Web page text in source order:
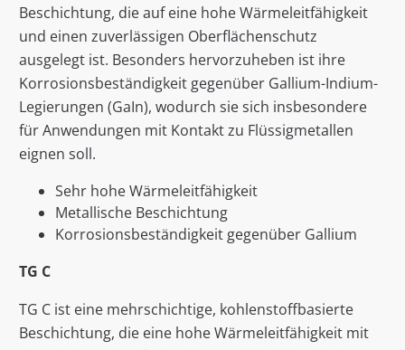
Beschichtung, die auf eine hohe Wärmeleitfähigkeit
und einen zuverlässigen Oberflächenschutz
ausgelegt ist. Besonders hervorzuheben ist ihre
Korrosionsbeständigkeit gegenüber Gallium-Indium-
Legierungen (GaIn), wodurch sie sich insbesondere
für Anwendungen mit Kontakt zu Flüssigmetallen
eignen soll.
Sehr hohe Wärmeleitfähigkeit
Metallische Beschichtung
Korrosionsbeständigkeit gegenüber Gallium
TG C
TG C ist eine mehrschichtige, kohlenstoffbasierte
Beschichtung, die eine hohe Wärmeleitfähigkeit mit